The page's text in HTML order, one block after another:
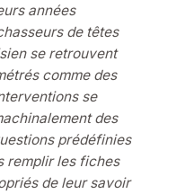
années
de têtes
se retrouvent
comme des
se
des
prédéfinies
remplir les fiches
de leur savoir